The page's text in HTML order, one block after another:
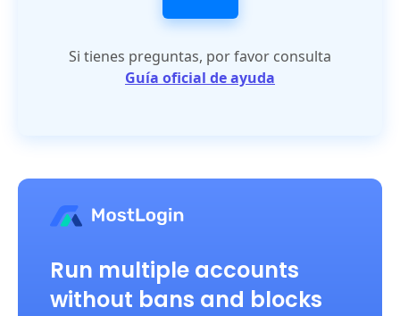
Si tienes preguntas, por favor consulta
Guía oficial de ayuda
Run multiple accounts
without bans and blocks